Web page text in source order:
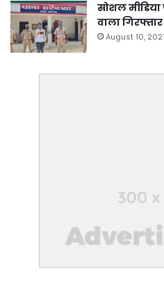
सोशल
वाला
August 10, 2021